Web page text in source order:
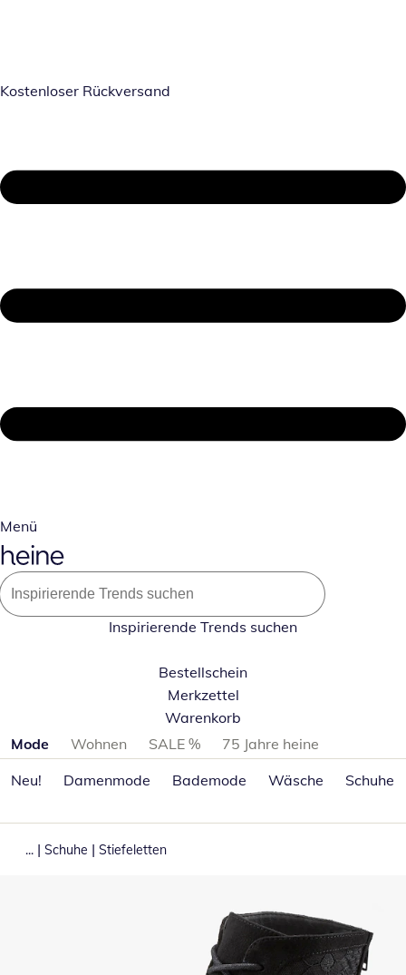
Kostenloser Rückversand
Menü
Inspirierende Trends suchen
Bestellschein
Merkzettel
Warenkorb
Produktkategorien überspringen
Mode Wohnen SALE %
75 Jahre heine
Neu!
Damenmode Bademode Wäsche Schuhe
... | Schuhe | Stiefeletten